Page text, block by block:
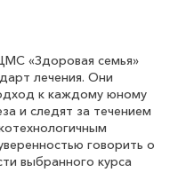
«Здоровая семья»
лечения. Они
к каждому юному
и следят за течением
говорить о
выбранного курса